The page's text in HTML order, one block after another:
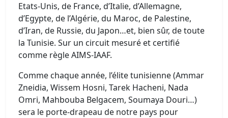
Etats-Unis, de France, d’Italie, d’Allemagne,
d’Egypte, de l’Algérie, du Maroc, de Palestine,
d’Iran, de Russie, du Japon…et, bien sûr, de toute
la Tunisie. Sur un circuit mesuré et certifié
comme règle AIMS-IAAF.
Comme chaque année, l’élite tunisienne (Ammar
Zneidia, Wissem Hosni, Tarek Hacheni, Nada
Omri, Mahbouba Belgacem, Soumaya Douri…)
sera le porte-drapeau de notre pays pour